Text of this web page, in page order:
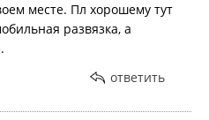
акции
месте. Пл хорошему тут
развязка, а
ответить